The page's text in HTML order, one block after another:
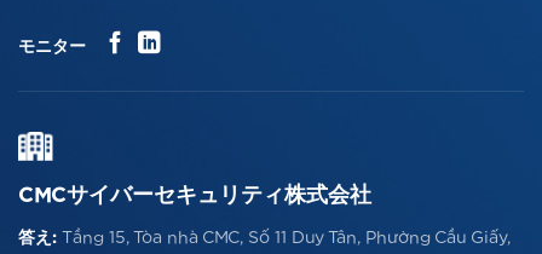
モニター
CMCサイバーセキュリティ株式会社
答え: Tầng 15, Tòa nhà CMC, Số 11 Duy Tân, Phường Cầu Giấy,